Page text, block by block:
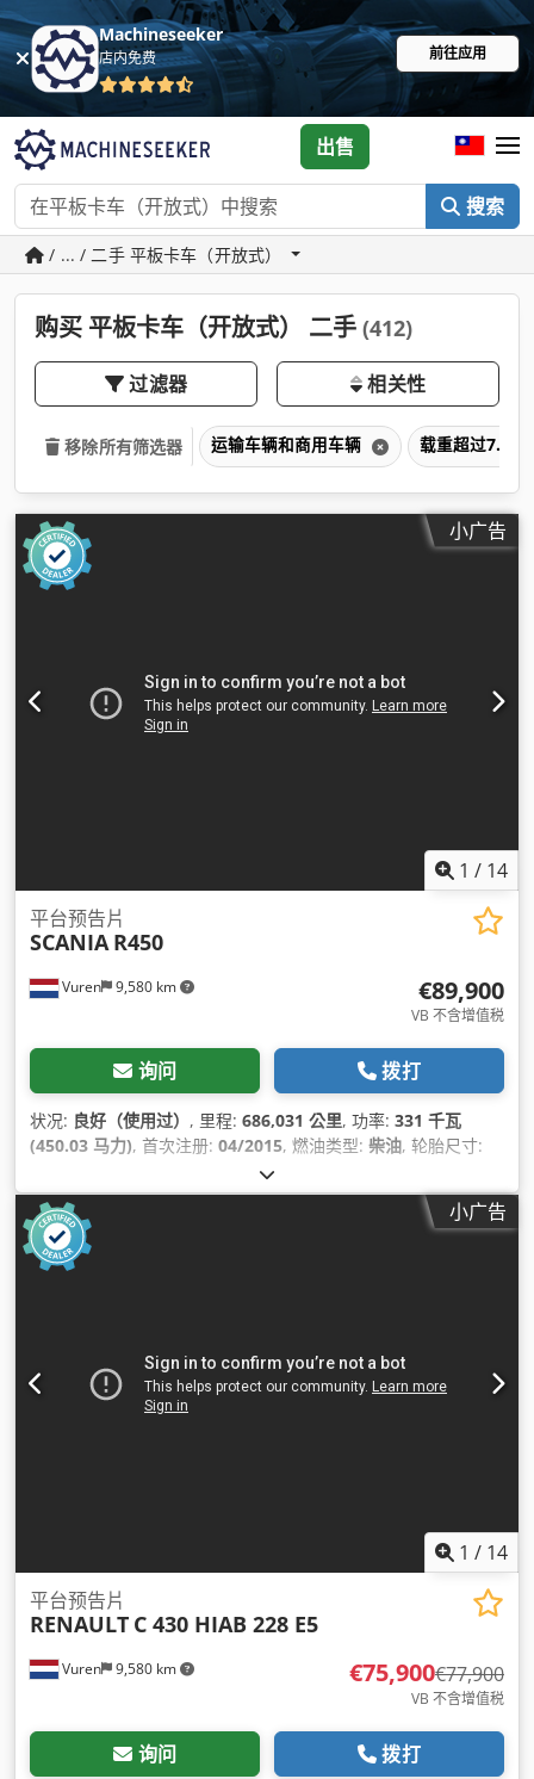
Machineseeker
店内免费 前往应用
搜索
出售
/ ... / 二手 平板卡车（开放式）
购买 平板卡车（开放式） 二手 (412)
过滤器 相关性
移除所有筛选器 运输车辆和商用车辆 载重超过7.5
小广告
1 / 14
Vuren 9,580 km
平台预告片
SCANIA R450
€89,900
VB 不含增值税
询问 拨打
状况: 良好（使用过） , 里程: 686,031 公里, 功率: 331 千瓦
(450.03 马力), 首次注册: 04/2015, 燃油类型: 柴油, 轮胎尺寸:
, 轴距:
车:缓速器, 颜色:其他, 驾驶室:卧铺驾驶室, 齿轮类型:自动, 齿
轮数:12 10,320 毫米
总宽度:2,550 毫米
米, 装载空间宽度:
小广告
1 / 14
Vuren 9,580 km
平台预告片
RENAULT C 430 HIAB 228 E5
€75,900€77,900
VB 不含增值税
询问 拨打